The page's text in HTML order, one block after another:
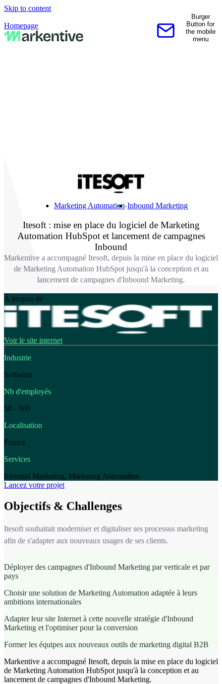
Skip to content
Homepage
Contactez-nous
Burger
Button for
the mobile
menu
Marketing Automation-Inbound Marketing
Itesoft : mise en place du logiciel de Marketing
Automation HubSpot et lancement de campagnes
Inbound
Markentive a accompagné Itesoft, depuis la mise en place du logiciel
de Marketing Automation HubSpot jusqu'à la conception et au
lancement de campagnes d'Inbound Marketing.
Objectifs & Challenges
Itesoft souhaitait moderniser et digitaliser ses processus marketing
afin de s'adapter aux nouveaux usages de ses clients.
Déployer des campagnes d'Inbound Marketing par verticale et par
pays
Choisir une solution de Marketing Automation adaptée à leurs
ambitions internationales
Adapter leur site Internet à cette nouvelle stratégie d'Inbound
Marketing et l'optimiser pour la conversion
Former les équipes aux nouveaux outils de marketing digital B2B
Markentive a accompagné Itesoft, depuis la mise en place du logiciel
de Marketing Automation HubSpot jusqu'à la conception et au
lancement de campagnes d'Inbound Marketing.
À propos de
Voir le site internet
Industrie
Software
Nb d'employés
50 - 500
Localisation
France
Services
Inbound Marketing, Marketing Automation
Lancez votre projet